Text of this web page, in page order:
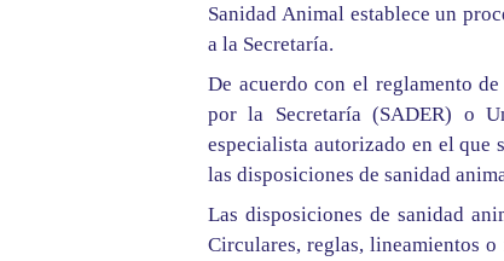
Sanidad Animal establece un
a la Secretaría.
De acuerdo con el reglamento
por la Secretaría (SADER) o
especialista autorizado en el
las disposiciones de sanidad
Las disposiciones de sanidad
Circulares, reglas, lineamientos